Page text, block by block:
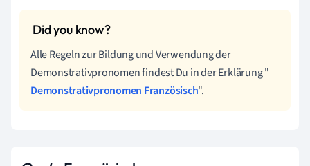
Alle Regeln zur Bildung und Verwendung der
Demonstrativpronomenfindest Du in der Erklärung "
Demonstrativpronomen Französisch".